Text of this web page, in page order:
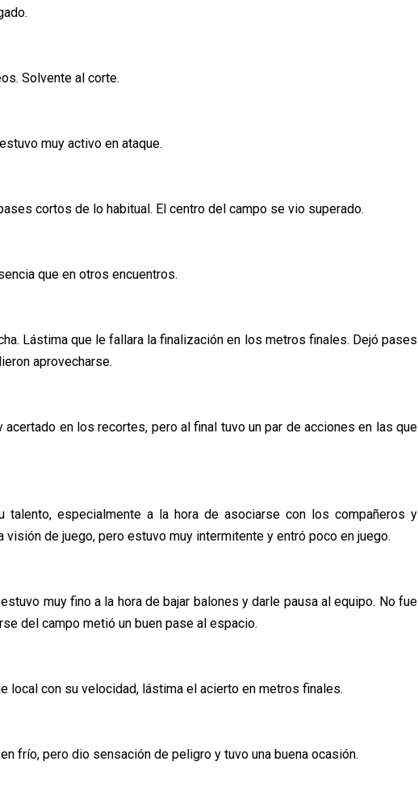
Solvente al corte.
muy activo en ataque.
cortos de lo habitual. El centro del campo se vio superado.
que en otros encuentros.
Lástima que le fallara la finalización en los metros finales. Dejó pases
aprovecharse.
acertado en los recortes, pero al final tuvo un par de acciones en las que
talento, especialmente a la hora de asociarse con los compañeros y
visión de juego, pero estuvo muy intermitente y entró poco en juego.
muy fino a la hora de bajar balones y darle pausa al equipo. No fue
del campo metió un buen pase al espacio.
local con su velocidad, lástima el acierto en metros finales.
frío, pero dio sensación de peligro y tuvo una buena ocasión.